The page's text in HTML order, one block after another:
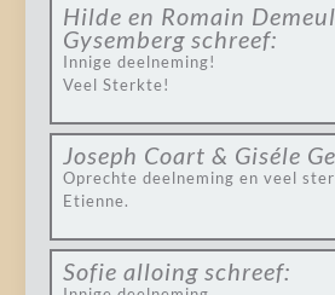
Hilde en Romain
Gysemberg schreef:
Innige deelneming!
Veel Sterkte!
Joseph Coart & Giséle
Oprechte deelneming en veel
Etienne.
Sofie alloing schreef: